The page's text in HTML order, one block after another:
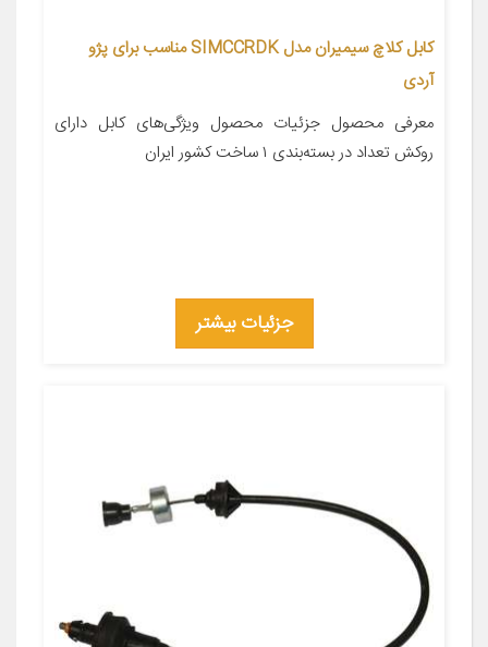
کابل کلاچ سیمیران مدل SIMCCRDK مناسب برای پژو
آردی
معرفی محصول جزئیات محصول ویژگی‌های کابل دارای
روکش تعداد در بسته‌بندی ۱ ساخت کشور ایران
جزئیات بیشتر